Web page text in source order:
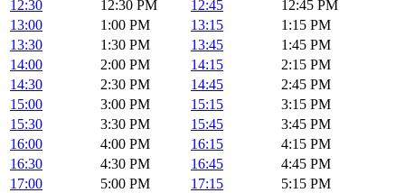
12:30
12:30 PM 12:45
12:45 PM
13:00
1:00 PM 13:15
1:15 PM
13:30
1:30 PM 13:45
1:45 PM
14:00
2:00 PM 14:15
2:15 PM
14:30
2:30 PM 14:45
2:45 PM
15:00
3:00 PM 15:15
3:15 PM
15:30
3:30 PM 15:45
3:45 PM
16:00
4:00 PM 16:15
4:15 PM
16:30
4:30 PM 16:45
4:45 PM
17:00
5:00 PM 17:15
5:15 PM